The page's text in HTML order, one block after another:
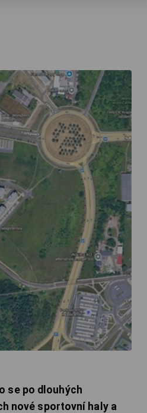
se po dlouhých
nové sportovní haly a